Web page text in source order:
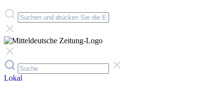
Lokal